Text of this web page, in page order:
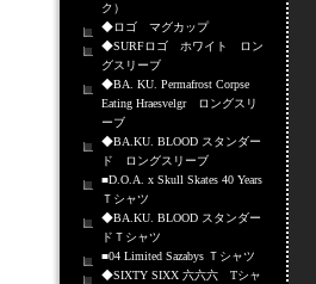
ク）
◆ロゴ マグカップ
◆SURFロゴ ホワイト ロン
グスリーブ
◆BA. KU. Permafrost Corpse
Eating Hraesvelgr ロングスリ
ーブ
◆BA.KU. BLOOD スタンダー
ド ロングスリーブ
■D.O.A. x Skull Skates 40 Years
Ｔシャツ
◆BA.KU. BLOOD スタンダー
ドＴシャツ
■04 Limited Sazabys Ｔシャツ
◆SIXTY SIXX 六六六 Tシャ